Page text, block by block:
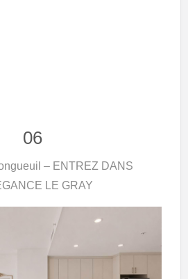
06
– ENTREZ DANS
LE GRAY